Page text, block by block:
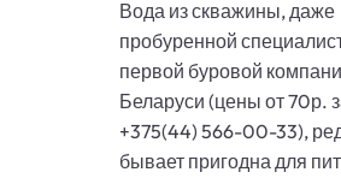
Вода из скважины, даже
пробуренной
первой буровой
Беларуси (цены от 70р.
+375(44) 566-00-33),
бывает пригодна для